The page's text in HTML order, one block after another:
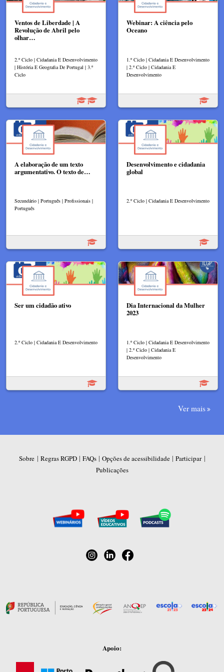
Ventos de Liberdade | A
Revolução de Abril pelo
olhar…
2.º Ciclo | Cidadania E Desenvolvimento
| História E Geografia De Portugal | 3.º
Ciclo
Webinar: A ciência pelo
Oceano
1.º Ciclo | Cidadania E Desenvolvimento
| 2.º Ciclo | Cidadania E
Desenvolvimento
A elaboração de um texto
argumentativo. O texto de…
Secundário | Português | Profissionais |
Português
Desenvolvimento e cidadania
global
2.º Ciclo | Cidadania E Desenvolvimento
Ser um cidadão ativo
2.º Ciclo | Cidadania E Desenvolvimento
Dia Internacional da Mulher
2023
1.º Ciclo | Cidadania E Desenvolvimento
| 2.º Ciclo | Cidadania E
Desenvolvimento
Ver mais
Sobre | Regras RGPD| FAQs| Opções de acessibilidade| Participar|
Publicações
Apoio: